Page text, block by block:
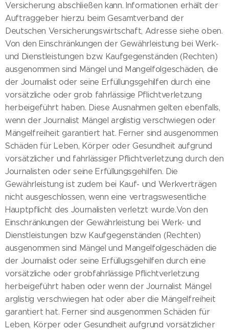
Versicherung abschließen kann. Informationen erhält der
Auftraggeber hierzu beim Gesamtverband der
Deutschen Versicherungswirtschaft, Adresse siehe oben.
Von den Einschränkungen der Gewährleistung bei Werk-
und Dienstleistungen bzw. Kaufgegenständen (Rechten)
ausgenommen sind Mängel und Mangelfolgeschäden, die
der Journalist oder seine Erfüllungsgehilfen durch eine
vorsätzliche oder grob fahrlässige Pflichtverletzung
herbeigeführt haben. Diese Ausnahmen gelten ebenfalls,
wenn der Journalist Mängel arglistig verschwiegen oder
Mängelfreiheit garantiert hat. Ferner sind ausgenommen
Schäden für Leben, Körper oder Gesundheit aufgrund
vorsätzlicher und fahrlässiger Pflichtverletzung durch den
Journalisten oder seine Erfüllungsgehilfen. Die
Gewährleistung ist zudem bei Kauf- und Werkverträgen
nicht ausgeschlossen, wenn eine vertragswesentliche
Hauptpflicht des Journalisten verletzt wurde.Von den
Einschränkungen der Gewährleistung bei Werk- und
Dienstleistungen bzw Kaufgegenständen (Rechten)
ausgenommen sind Mängel und Mangelfolgeschäden die
der Journalist oder seine Erfüllugsgehilfen durch eine
vorsätzliche oder grobfahrlässige Pflichtverletzung
herbeigeführt haben oder wenn der Journalist Mängel
arglistig verschwiegen hat oder aber die Mängelfreiheit
garantiert hat. Ferner sind ausgenommen Schäden für
Leben, Körper oder Gesundheit aufgrund vorsätzlicher